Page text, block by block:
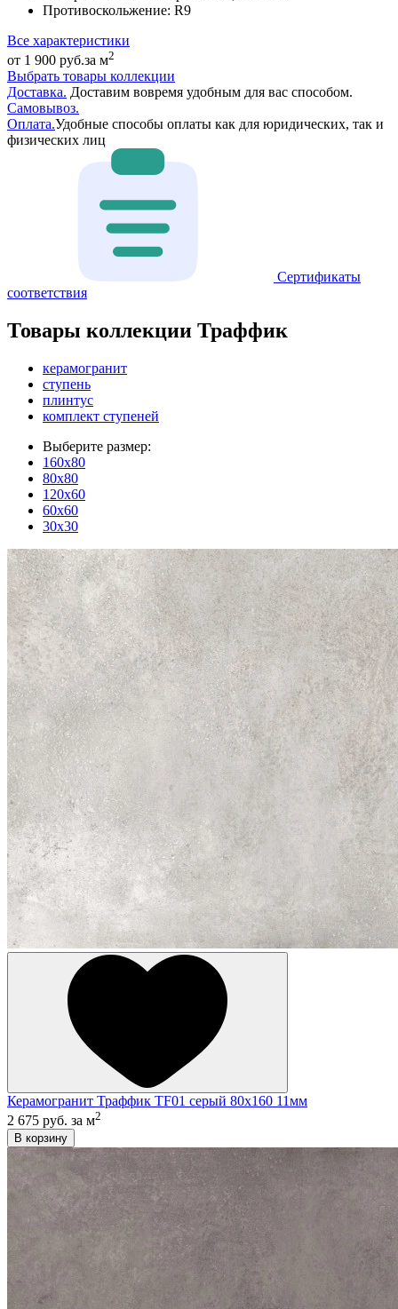
Противоскольжение: R9
Все характеристики
от 1 900 руб.за м2
Выбрать товары коллекции
Доставка. Доставим вовремя удобным для вас способом.
Самовывоз.
Оплата.Удобные способы оплаты как для юридических, так и
физических лиц
Сертификаты
соответствия
Товары коллекции Траффик
керамогранит
ступень
плинтус
комплект ступеней
Выберите размер:
160x80
80x80
120x60
60x60
30x30
Керамогранит Траффик TF01 серый 80x160 11мм
2 675 руб. за м2
В корзину